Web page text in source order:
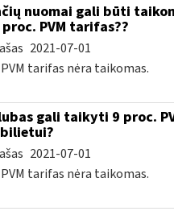
nuomai gali būti
PVM tarifas??
2021-07-01
tarifas nėra taikomas.
gali taikyti 9 proc.
2021-07-01
tarifas nėra taikomas.